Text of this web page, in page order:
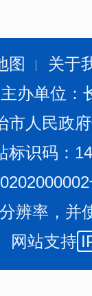
图
关于
办单位
市人民政
标识码：
辨率，并
网站支持